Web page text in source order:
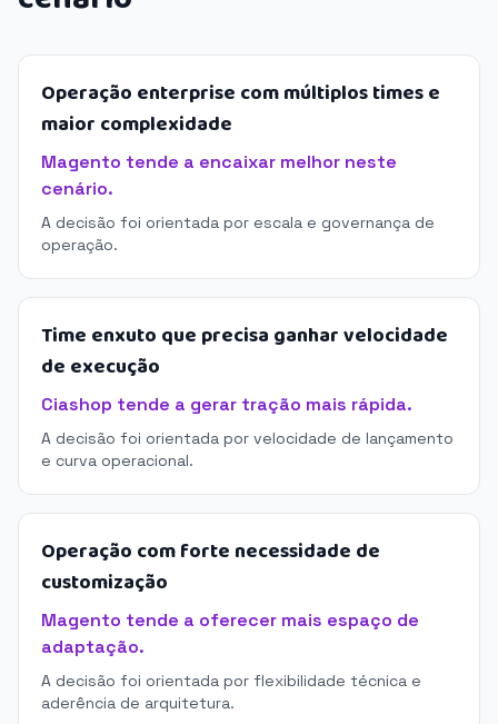
Operação enterprise com múltiplos times e
maior complexidade
Magento tende a encaixar melhor neste
cenário.
A decisão foi orientada por escala e governança de
operação.
Time enxuto que precisa ganhar velocidade
de execução
Ciashop tende a gerar tração mais rápida.
A decisão foi orientada por velocidade de lançamento
e curva operacional.
Operação com forte necessidade de
customização
Magento tende a oferecer mais espaço de
adaptação.
A decisão foi orientada por flexibilidade técnica e
aderência de arquitetura.